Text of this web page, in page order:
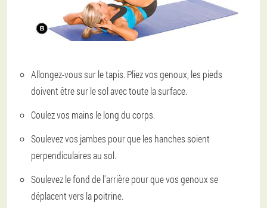
Allongez-vous sur le tapis. Pliez vos genoux, les pieds
doivent être sur le sol avec toute la surface.
Coulez vos mains le long du corps.
Soulevez vos jambes pour que les hanches soient
perpendiculaires au sol.
Soulevez le fond de l'arrière pour que vos genoux se
déplacent vers la poitrine.